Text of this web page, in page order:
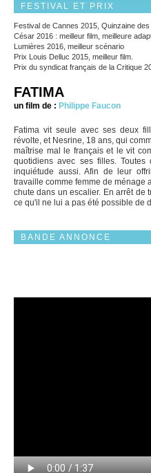
FESTIVAL ET PRIX
Festival de Cannes 2015, Quinzaine des
César 2016 : meilleur film, meilleure
Lumières 2016, meilleur scénario
Prix Louis Delluc 2015, meilleur film.
Prix du syndicat français de la Critique
FATIMA
un film de : Philippe Faucon
Fatima vit seule avec ses deux
révolte, et Nesrine, 18 ans, qui
maîtrise mal le français et le vit
quotidiens avec ses filles.
inquiétude aussi. Afin de leur
travaille comme femme de ménage
chute dans un escalier. En arrêt de
ce qu'il ne lui a pas été possible de
BANDE ANNONCE